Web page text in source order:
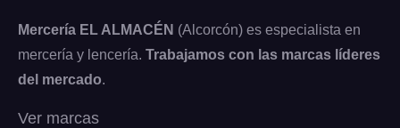
Mercería EL ALMACÉN (Alcorcón) es especialista en
mercería y lencería. Trabajamos con las marcas líderes
del mercado.
Ver marcas